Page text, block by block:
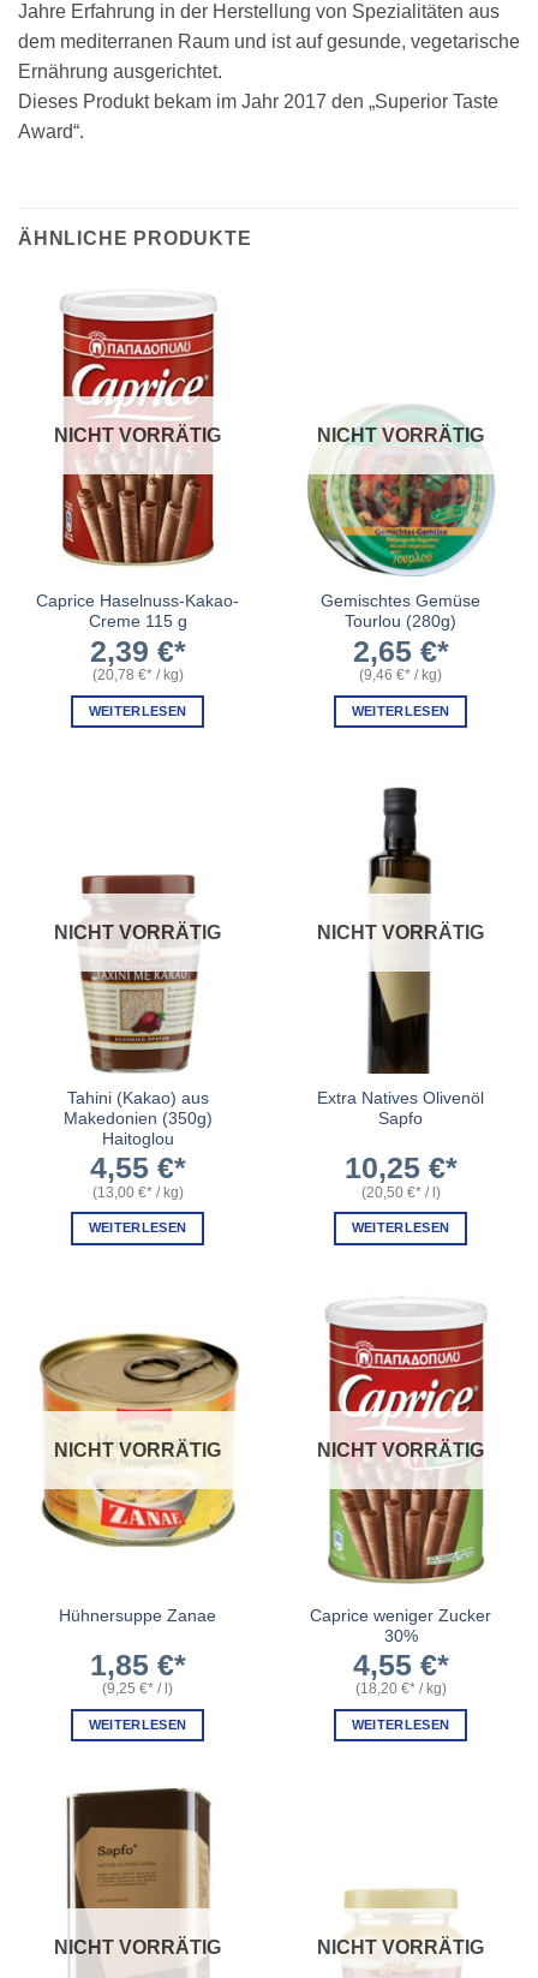
Jahre Erfahrung in der Herstellung von Spezialitäten aus
dem mediterranen Raum und ist auf gesunde, vegetarische
Ernährung ausgerichtet.
Dieses Produkt bekam im Jahr 2017 den „Superior Taste
Award“.
ÄHNLICHE PRODUKTE
NICHT VORRÄTIG
Caprice Haselnuss-Kakao-
Creme 115 g
2,39 €
(20,78 € /kg)
WEITERLESEN
NICHT VORRÄTIG
Gemischtes Gemüse
Tourlou (280g)
2,65 €
(9,46 € /kg)
WEITERLESEN
NICHT VORRÄTIG
Tahini (Kakao) aus
Makedonien (350g)
Haitoglou
4,55 €
(13,00 € /kg)
WEITERLESEN
NICHT VORRÄTIG
Extra Natives Olivenöl
Sapfo
10,25 €
(20,50 € /l)
WEITERLESEN
NICHT VORRÄTIG
Hühnersuppe Zanae
1,85 €
(9,25 € / )
WEITERLESEN
NICHT VORRÄTIG
Caprice weniger Zucker
30%
4,55 €
(18,20 € / kg)
WEITERLESEN
NICHT VORRÄTIG NICHT VORRÄTIG